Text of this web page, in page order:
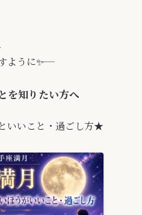
うに――✨
を知りたい方へ
いいこと・過ごし方★